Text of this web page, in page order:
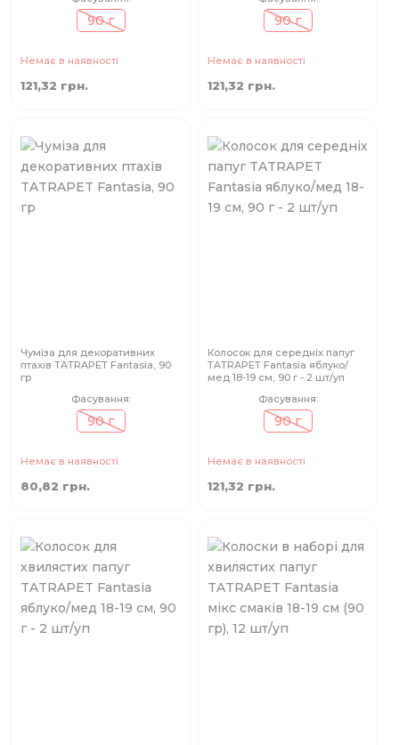
90 г
Немає в наявності
121,32 грн.
90 г
Немає в наявності
121,32 грн.
Чуміза для декоративних
птахів TATRAPET Fantasia, 90
гр
Фасування:
90 г
Немає в наявності
80,82 грн.
Колосок для середніх папуг
TATRAPET Fantasia яблуко/
мед 18-19 см, 90 г - 2 шт/уп
Фасування:
90 г
Немає в наявності
121,32 грн.